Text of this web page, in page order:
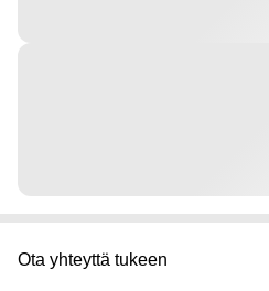
Ota yhteyttä tukeen